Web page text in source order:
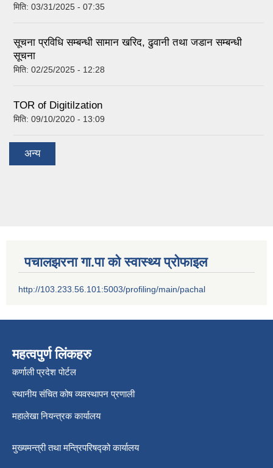
मिति: 03/31/2025 - 07:35
सूचना प्रविधि सम्बन्धी सामान खरिद, ढुवानी तथा जडान सम्बन्धी
सूचना
मिति: 02/25/2025 - 12:28
TOR of Digitilzation
मिति: 09/10/2020 - 13:09
अन्य
पचालझरना गा.पा को स्वास्थ्य प्रोफाइल
http://103.233.56.101:5003/profiling/main/pachal
महत्वपुर्ण लिंकहरु
कर्णाली प्रदेश पोर्टल
स्थानीय संचित कोष व्यवस्थापन प्रणाली
महालेखा नियन्त्रक कार्यालय
मुख्यमन्त्री तथा मन्त्रिपरिषद्को कार्यालय